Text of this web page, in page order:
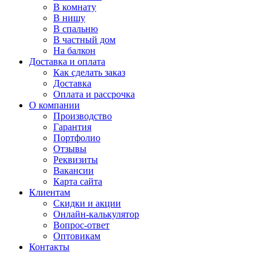
В комнату
В нишу
В спальню
В частный дом
На балкон
Доставка и оплата
Как сделать заказ
Доставка
Оплата и рассрочка
О компании
Производство
Гарантия
Портфолио
Отзывы
Реквизиты
Вакансии
Карта сайта
Клиентам
Скидки и акции
Онлайн-калькулятор
Вопрос-ответ
Оптовикам
Контакты